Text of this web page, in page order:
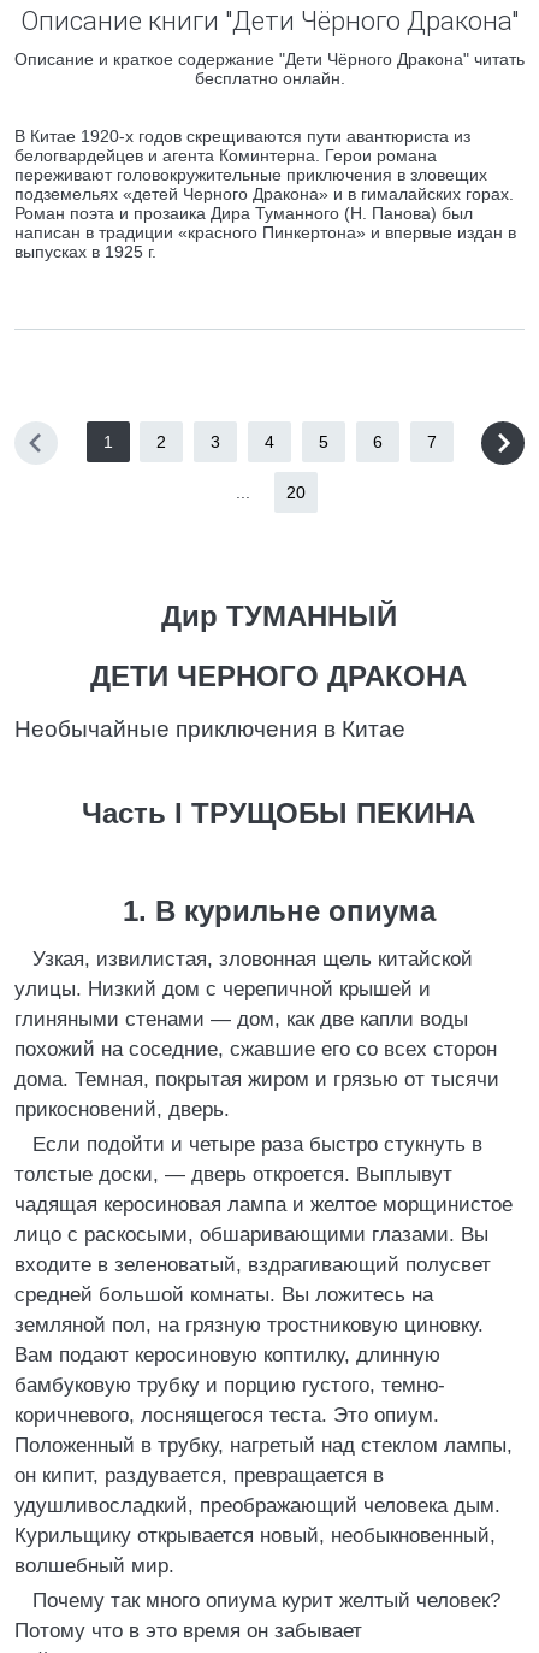
Описание книги "Дети Чёрного Дракона"
Описание и краткое содержание "Дети Чёрного Дракона" читать
бесплатно онлайн.
В Китае 1920-х годов скрещиваются пути авантюриста из
белогвардейцев и агента Коминтерна. Герои романа
переживают головокружительные приключения в зловещих
подземельях «детей Черного Дракона» и в гималайских горах.
Роман поэта и прозаика Дира Туманного (Н. Панова) был
написан в традиции «красного Пинкертона» и впервые издан в
выпусках в 1925 г.
1 2 3 4 5 6 7
20
Дир ТУМАННЫЙ
ДЕТИ ЧЕРНОГО ДРАКОНА
Необычайные приключения в Китае
Часть I ТРУЩОБЫ ПЕКИНА
1. В курильне опиума
Узкая, извилистая, зловонная щель китайской
улицы. Низкий дом с черепичной крышей и
глиняными стенами — дом, как две капли воды
похожий на соседние, сжавшие его со всех сторон
дома. Темная, покрытая жиром и грязью от тысячи
прикосновений, дверь.
Если подойти и четыре раза быстро стукнуть в
толстые доски, — дверь откроется. Выплывут
чадящая керосиновая лампа и желтое морщинистое
лицо с раскосыми, обшаривающими глазами. Вы
входите в зеленоватый, вздрагивающий полусвет
средней большой комнаты. Вы ложитесь на
земляной пол, на грязную тростниковую циновку.
Вам подают керосиновую коптилку, длинную
бамбуковую трубку и порцию густого, темно-
коричневого, лоснящегося теста. Это опиум.
Положенный в трубку, нагретый над стеклом лампы,
он кипит, раздувается, превращается в
удушливосладкий, преображающий человека дым.
Курильщику открывается новый, необыкновенный,
волшебный мир.
Почему так много опиума курит желтый человек?
Потому что в это время он забывает